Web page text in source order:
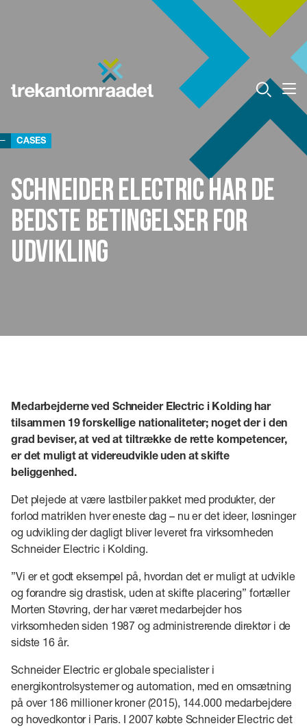
CASES
Schneider Electric har de
bedste betingelser for
udvikling
Medarbejderne ved Schneider Electric i Kolding har
tilsammen 19 forskellige nationaliteter; noget der i den
grad beviser, at ved at tiltrække de rette kompetencer,
er det muligt at videreudvikle uden at skifte
beliggenhed.
Det plejede at være lastbiler pakket med produkter, der
forlod matriklen hver eneste dag – nu er det ideer, løsninger
og udvikling der dagligt bliver leveret fra virksomheden
Schneider Electric i Kolding.
”Vi er et godt eksempel på, hvordan det er muligt at udvikle
og forandre sig drastisk, uden at skifte placering” fortæller
Morten Støvring, der har været medarbejder hos
virksomheden siden 1987 og administrerende direktør i de
sidste 16 år.
Schneider Electric er globale specialister i
energikontrolsystemer og automation, med en omsætning
på over 186 millioner kroner (2015), 144.000 medarbejdere
og hovedkontor i Paris. I 2007 købte Schneider Electric det